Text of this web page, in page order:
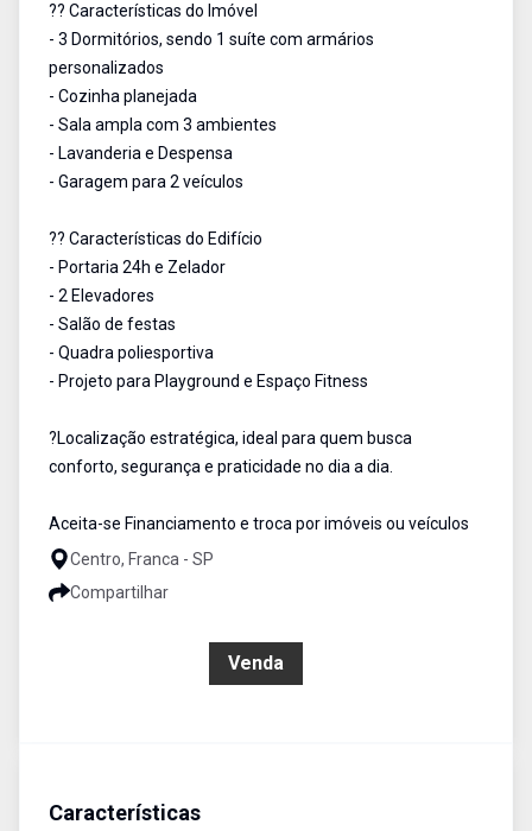
?? Características do Imóvel
- 3 Dormitórios, sendo 1 suíte com armários
personalizados
- Cozinha planejada
- Sala ampla com 3 ambientes
- Lavanderia e Despensa
- Garagem para 2 veículos
?? Características do Edifício
- Portaria 24h e Zelador
- 2 Elevadores
- Salão de festas
- Quadra poliesportiva
- Projeto para Playground e Espaço Fitness
?Localização estratégica, ideal para quem busca
conforto, segurança e praticidade no dia a dia.
Aceita-se Financiamento e troca por imóveis ou veículos
Centro, Franca - SP
Compartilhar
Venda
Características